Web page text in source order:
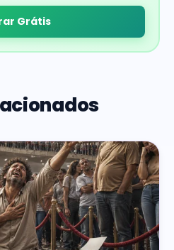
Grátis